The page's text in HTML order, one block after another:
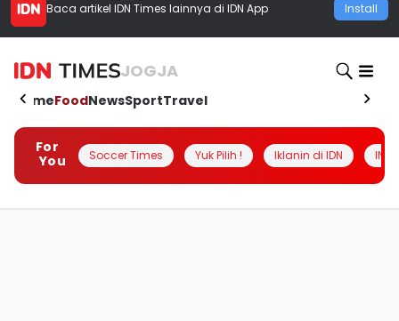
Baca artikel IDN Times lainnya di IDN App Install
JOGJA
HomeFoodNewsSportTravel
For
You
Soccer Times Yuk Pilih ! Iklanin di IDN